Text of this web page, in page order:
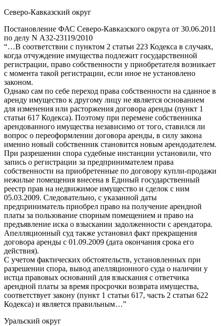
Северо-Кавказский округ
Постановление ФАС Северо-Кавказского округа от 30.06.2011
по делу N А32-23119/2010
“…В соответствии с пунктом 2 статьи 223 Кодекса в случаях,
когда отчуждение имущества подлежит государственной
регистрации, право собственности у приобретателя возникает
с момента такой регистрации, если иное не установлено
законом.
Однако сам по себе переход права собственности на сданное в
аренду имущество к другому лицу не является основанием
для изменения или расторжения договора аренды (пункт 1
статьи 617 Кодекса). Поэтому при перемене собственника
арендованного имущества независимо от того, ставился ли
вопрос о переоформлении договора аренды, в силу закона
именно новый собственник становится новым арендодателем.
При разрешении спора судебные инстанции установили, что
запись о регистрации за предпринимателем права
собственности на приобретенные по договору купли-продажи
нежилые помещения внесена в Единый государственный
реестр прав на недвижимое имущество и сделок с ним
05.03.2009. Следовательно, с указанной даты
предприниматель приобрел право на получение арендной
платы за пользование спорным помещением и право на
предъявление иска о взыскании задолженности с арендатора.
Апелляционный суд также установил факт прекращения
договора аренды с 01.09.2009 (дата окончания срока его
действия).
С учетом фактических обстоятельств, установленных при
разрешении спора, вывод апелляционного суда о наличии у
истца правовых оснований для взыскания с ответчика
арендной платы за время просрочки возврата имущества,
соответствует закону (пункт 1 статьи 617, часть 2 статьи 622
Кодекса) и является правильным…”
Уральский округ